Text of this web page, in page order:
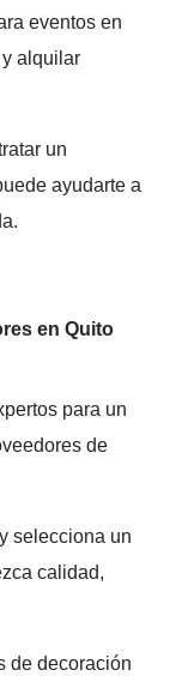
eventos en
alquilar
un
ayudarte a
en Quito
para un
de
selecciona un
calidad,
de decoración